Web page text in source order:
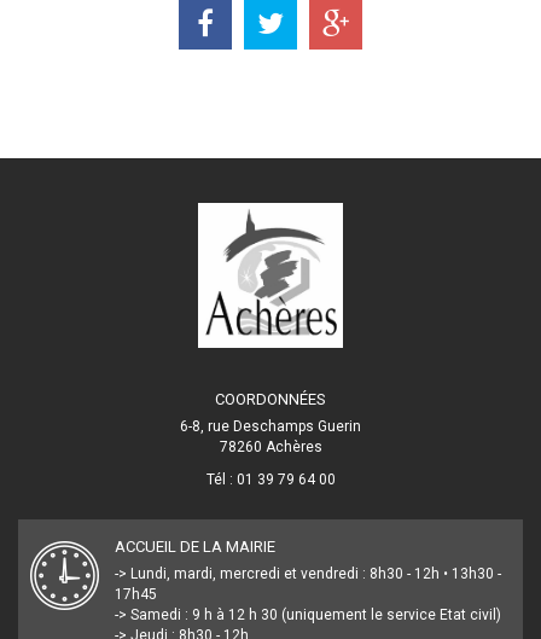
COORDONNÉES
6-8, rue Deschamps Guerin
78260 Achères
Tél : 01 39 79 64 00
ACCUEIL DE LA MAIRIE
-> Lundi, mardi, mercredi et vendredi : 8h30 - 12h • 13h30 -
17h45
-> Samedi : 9 h à 12 h 30 (uniquement le service Etat civil)